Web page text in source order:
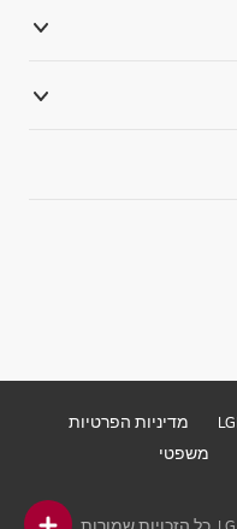
מדיניות הפרטיות
משפטי